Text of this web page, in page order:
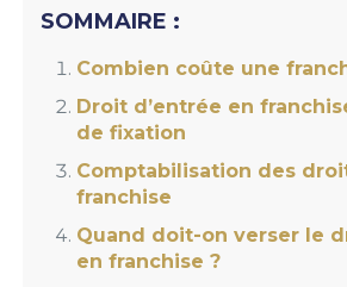
SOMMAIRE :
Combien coûte une
Droit d’entrée en
de fixation
Comptabilisation des
franchise
Quand doit-on verser le
en franchise ?